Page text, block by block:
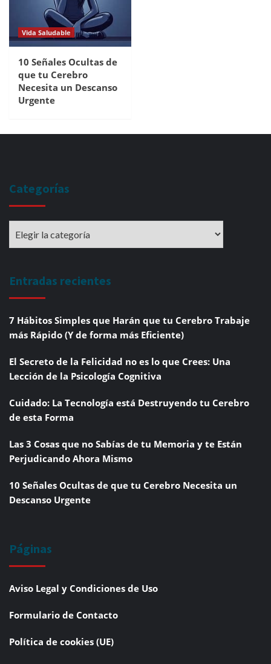
Vida Saludable
10 Señales Ocultas de
que tu Cerebro
Necesita un Descanso
Urgente
Categorías
Entradas recientes
7 Hábitos Simples que Harán que tu Cerebro Trabaje
más Rápido (Y de forma más Eficiente)
El Secreto de la Felicidad no es lo que Crees: Una
Lección de la Psicología Cognitiva
Cuidado: La Tecnología está Destruyendo tu Cerebro
de esta Forma
Las 3 Cosas que no Sabías de tu Memoria y te Están
Perjudicando Ahora Mismo
10 Señales Ocultas de que tu Cerebro Necesita un
Descanso Urgente
Páginas
Aviso Legal y Condiciones de Uso
Formulario de Contacto
Política de cookies (UE)